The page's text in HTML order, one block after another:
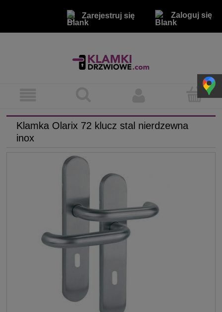
Zarejestruj się Zaloguj się
Klamka Olarix 72 klucz stal nierdzewna
inox